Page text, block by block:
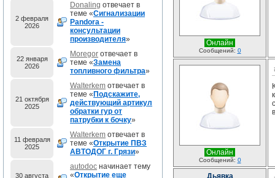
2 февраля
2026
Donaling отвечает в
теме «Сигнализации
Pandora -
консультации
производителя»
22 января
2026
Moregor отвечает в
теме «Замена
топливного фильтра»
21 октября
2025
Walterkem отвечает в
теме « Подскажите,
действующий артикул
обратки гур от
патрубки к бочку»
11 февраля
2025
Walterkem отвечает в
теме «Открытие ПВЗ
АВТОДОГ г. Грязи»
30 августа
autodoc начинает тему
«Открытие еще
Онлайн
Сообщений: 0
Онлайн
Сообщений: 0
Дьявка